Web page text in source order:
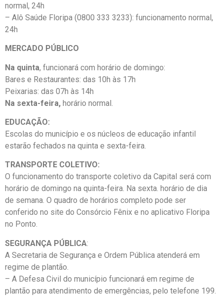
normal, 24h
– ⁠Alô Saúde Floripa (0800 333 3233): funcionamento normal,
24h
MERCADO PÚBLICO
Na quinta, funcionará com horário de domingo:
Bares e Restaurantes: das 10h às 17h
Peixarias: das 07h às 14h
Na sexta-feira, horário normal.
EDUCAÇÃO:
Escolas do município e os núcleos de educação infantil
estarão fechados na quinta e sexta-feira.
TRANSPORTE COLETIVO:
O funcionamento do transporte coletivo da Capital será com
horário de domingo na quinta-feira. Na sexta. horário de dia
de semana. O quadro de horários completo pode ser
conferido no site do Consórcio Fênix e no aplicativo Floripa
no Ponto.
SEGURANÇA PÚBLICA:
A Secretaria de Segurança e Ordem Pública atenderá em
regime de plantão.
– A Defesa Civil do município funcionará em regime de
plantão para atendimento de emergências, pelo telefone 199.